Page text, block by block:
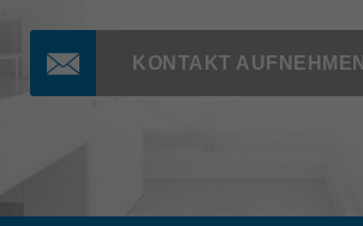
KONTAKT AUFNEHMEN